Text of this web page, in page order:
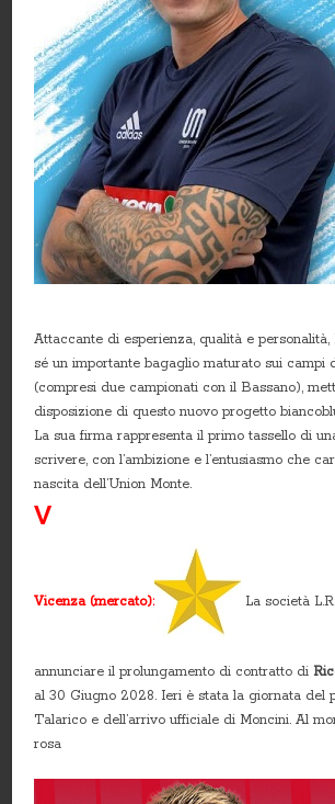
Attaccante di esperienza, qualità e
sé un importante bagaglio maturato sui campi
(compresi due campionati con il Bassano),
disposizione di questo nuovo progetto
La sua firma rappresenta il primo tassello di
scrivere, con l’ambizione e l’entusiasmo che
nascita dell’Union Monte.
V
Vicenza (mercato): La società
annunciare il prolungamento di contratto di
al 30 Giugno 2028. Ieri è stata la giornata del
Talarico e dell’arrivo ufficiale di Moncini. Al
rosa